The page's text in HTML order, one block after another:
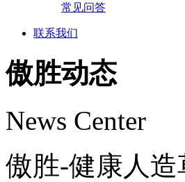
常见问答
联系我们
傲胜动态
News Center
傲胜-健康人造